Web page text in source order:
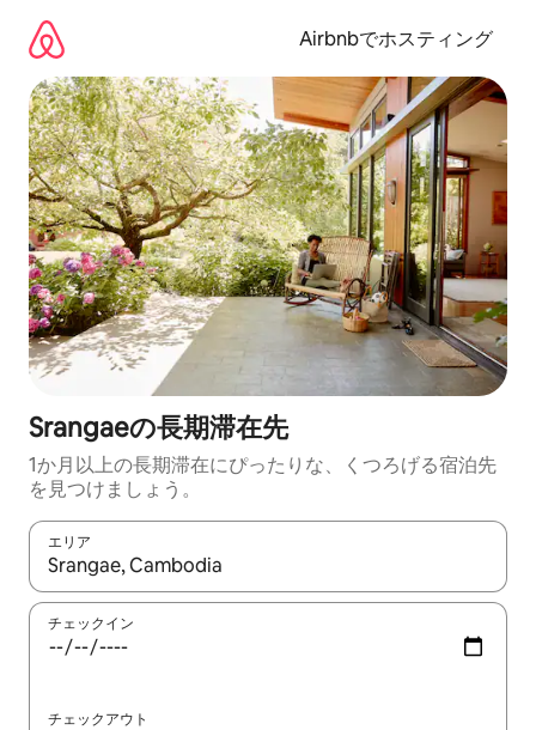
Airbnbでホスティング
Srangaeの長期滞在先
1か月以上の長期滞在にぴったりな、くつろげる宿泊先
を見つけましょう。
エリア
検索結果が表示されたら、上下の矢印キーを使って移動するか
チェックイン
チェックアウト